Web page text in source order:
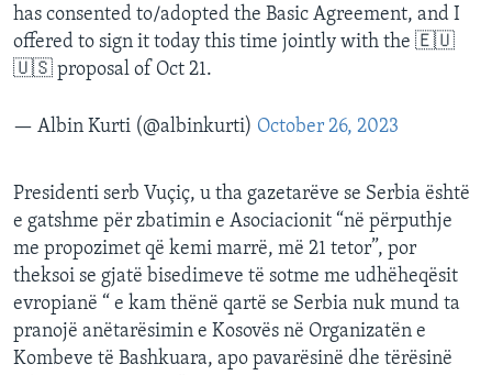
has consented to/adopted the Basic Agreement, and I
offered to sign it today this time jointly with the 🇪🇺
🇺🇸 proposal of Oct 21.
— Albin Kurti (@albinkurti) October 26, 2023
Presidenti serb Vuçiç, u tha gazetarëve se Serbia është
e gatshme për zbatimin e Asociacionit “në përputhje
me propozimet që kemi marrë, më 21 tetor”, por
theksoi se gjatë bisedimeve të sotme me udhëheqësit
evropianë “ e kam thënë qartë se Serbia nuk mund ta
pranojë anëtarësimin e Kosovës në Organizatën e
Kombeve të Bashkuara, apo pavarësinë dhe tërësinë